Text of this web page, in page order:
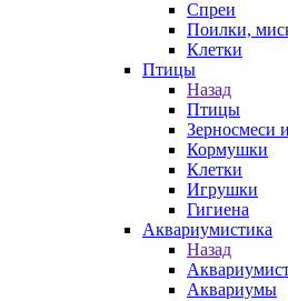
Спреи
Поилки,
Клетки
Птицы
Назад
Птицы
Зерносмеси
Кормушки
Клетки
Игрушки
Гигиена
Аквариумистика
Назад
Аквариумы